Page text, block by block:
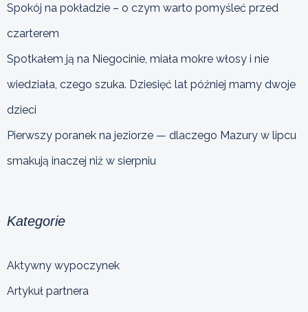
Spokój na pokładzie – o czym warto pomyśleć przed
czarterem
Spotkałem ją na Niegocinie, miała mokre włosy i nie
wiedziała, czego szuka. Dziesięć lat później mamy dwoje
dzieci
Pierwszy poranek na jeziorze — dlaczego Mazury w lipcu
smakują inaczej niż w sierpniu
Kategorie
Aktywny wypoczynek
Artykuł partnera